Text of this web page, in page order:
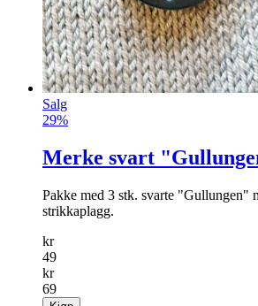
Salg
29%
Merke svart
Pakke med 3 stk. svarte "Gullungen"
strikkaplagg.
kr
49
kr
69